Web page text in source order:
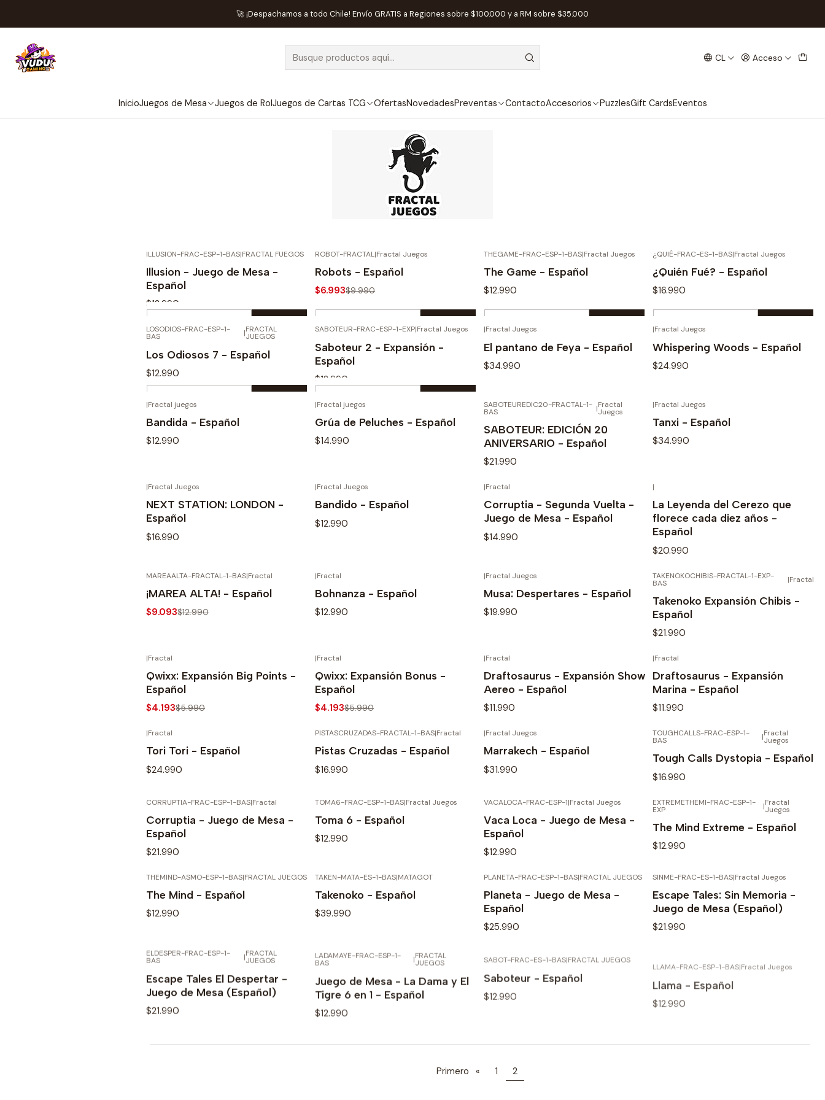
CL Acceso
InicioJuegos de Mesa Juegos de RolJuegos de Cartas TCG OfertasNovedadesPreventas ContactoAccesorios PuzzlesGift CardsEventos
🚀 ¡Despachamos a todo Chile! Envío GRATIS a Regiones sobre $100.000 y a RM sobre $35.000
Inicio Juegos de Mesa Editorial Fractal
Fractal
ILLUSION-FRAC-ESP-1-BAS|FRACTAL FUEGOS
Illusion - Juego de Mesa -
Español
$12.990
Cantidad
Comprar ahora
-30%
ROBOT-FRACTAL|Fractal Juegos
Robots - Español
$6.993$9.990
Cantidad
Comprar ahora
THEGAME-FRAC-ESP-1-BAS|Fractal Juegos
The Game - Español
$12.990
Cantidad
Comprar ahora
¿QUIÉ-FRAC-ES-1-BAS|Fractal Juegos
¿Quién Fué? - Español
$16.990
Cantidad
Comprar ahora
LOSODIOS-FRAC-ESP-1-
BAS |FRACTAL
JUEGOS
Los Odiosos 7 - Español
$12.990
Cantidad
Comprar ahora
SABOTEUR-FRAC-ESP-1-EXP|Fractal Juegos
Saboteur 2 - Expansión -
Español
$12.990
Cantidad
Comprar ahora
|Fractal Juegos
El pantano de Feya - Español
$34.990
|Fractal Juegos
Whispering Woods - Español
$24.990
|Fractal juegos
Bandida - Español
$12.990
|Fractal juegos
Grúa de Peluches - Español
$14.990
AGOTADO
SABOTEUREDIC20-FRACTAL-1-
BAS |Fractal
Juegos
SABOTEUR: EDICIÓN 20
ANIVERSARIO - Español
$21.990
|Fractal Juegos
Tanxi - Español
$34.990
|Fractal Juegos
NEXT STATION: LONDON -
Español
$16.990
Ver detalles
|Fractal Juegos
Bandido - Español
$12.990
|Fractal
Corruptia - Segunda Vuelta -
Juego de Mesa - Español
$14.990
|
La Leyenda del Cerezo que
florece cada diez años -
Español
$20.990
-30%
AGOTADO
MAREAALTA-FRACTAL-1-BAS|Fractal
¡MAREA ALTA! - Español
$9.093$12.990
|Fractal
Bohnanza - Español
$12.990
|Fractal Juegos
Musa: Despertares - Español
$19.990
AGOTADO
TAKENOKOCHIBIS-FRACTAL-1-EXP-
BAS |Fractal
Takenoko Expansión Chibis -
Español
$21.990
-30%
|Fractal
Qwixx: Expansión Big Points -
Español
$4.193$5.990
-30%
|Fractal
Qwixx: Expansión Bonus -
Español
$4.193$5.990
|Fractal
Draftosaurus - Expansión Show
Aereo - Español
$11.990
|Fractal
Draftosaurus - Expansión
Marina - Español
$11.990
|Fractal
Tori Tori - Español
$24.990
Ver detalles
AGOTADO
PISTASCRUZADAS-FRACTAL-1-BAS|Fractal
Pistas Cruzadas - Español
$16.990
Ver detalles
|Fractal Juegos
Marrakech - Español
$31.990
Ver detalles
AGOTADO
TOUGHCALLS-FRAC-ESP-1-
BAS |Fractal
Juegos
Tough Calls Dystopia - Español
$16.990
AGOTADO
CORRUPTIA-FRAC-ESP-1-BAS|Fractal
Corruptia - Juego de Mesa -
Español
$21.990
Ver detalles
AGOTADO
TOMA6-FRAC-ESP-1-BAS|Fractal Juegos
Toma 6 - Español
$12.990
Ver detalles
AGOTADO
VACALOCA-FRAC-ESP-1|Fractal Juegos
Vaca Loca - Juego de Mesa -
Español
$12.990
Ver detalles
AGOTADO
EXTREMETHEMI-FRAC-ESP-1-
EXP |Fractal
Juegos
The Mind Extreme - Español
$12.990
Ver detalles
AGOTADO
THEMIND-ASMO-ESP-1-BAS|FRACTAL JUEGOS
The Mind - Español
$12.990
Ver detalles
AGOTADO
TAKEN-MATA-ES-1-BAS|MATAGOT
Takenoko - Español
$39.990
Ver detalles
AGOTADO
PLANETA-FRAC-ESP-1-BAS|FRACTAL JUEGOS
Planeta - Juego de Mesa -
Español
$25.990
Ver detalles
AGOTADO
SINME-FRAC-ES-1-BAS|Fractal Juegos
Escape Tales: Sin Memoria -
Juego de Mesa (Español)
$21.990
AGOTADO
ELDESPER-FRAC-ESP-1-
BAS |FRACTAL
JUEGOS
Escape Tales El Despertar -
Juego de Mesa (Español)
$21.990
Ver detalles
AGOTADO
LADAMAYE-FRAC-ESP-1-
BAS |FRACTAL
JUEGOS
Juego de Mesa - La Dama y El
Tigre 6 en 1 - Español
$12.990
Ver detalles Ver detalles
Llama - Español
$12.990
Ver detalles
Primero « 1 2